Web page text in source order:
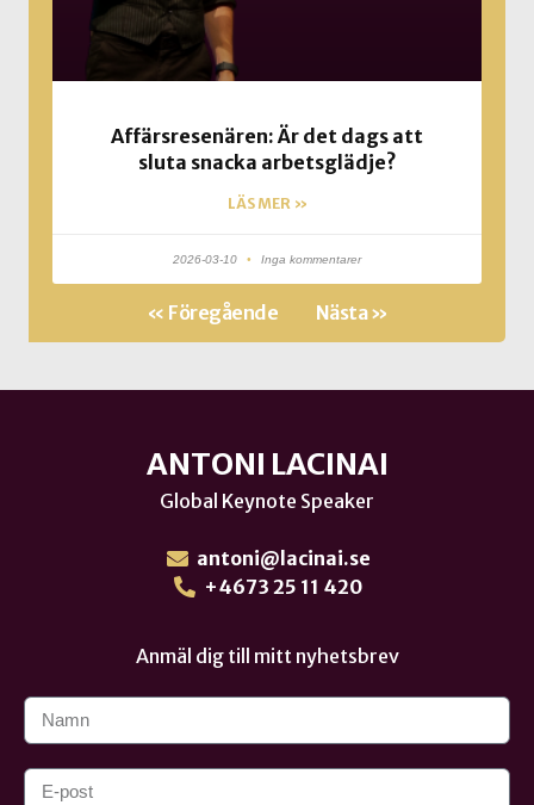
Affärsresenären: Är det dags att
sluta snacka arbetsglädje?
LÄS MER »
2026-03-10 Inga kommentarer
« Föregående Nästa »
ANTONI LACINAI
Global Keynote Speaker
antoni@lacinai.se
+4673 25 11 420
Anmäl dig till mitt nyhetsbrev